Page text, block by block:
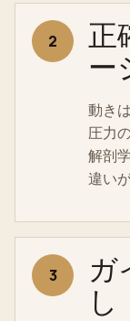
2
正
ー
動き
圧力
解剖
違い
3
ガ
し